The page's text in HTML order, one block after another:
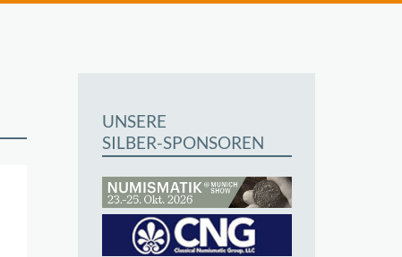
UNSERE
SILBER-SPONSOREN